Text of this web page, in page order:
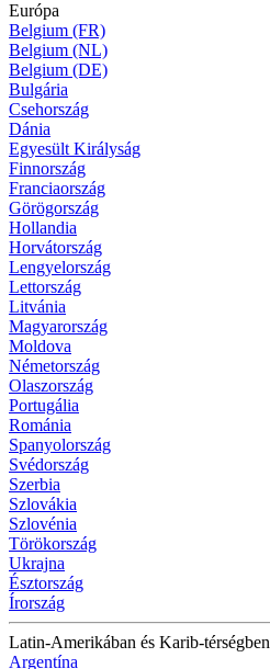
Európa
Belgium (FR)
Belgium (NL)
Belgium (DE)
Bulgária
Csehország
Dánia
Egyesült Királyság
Finnország
Franciaország
Görögország
Hollandia
Horvátország
Lengyelország
Lettország
Litvánia
Magyarország
Moldova
Németország
Olaszország
Portugália
Románia
Spanyolország
Svédország
Szerbia
Szlovákia
Szlovénia
Törökország
Ukrajna
Észtország
Írország
Latin-Amerikában és Karib-térségben
Argentína